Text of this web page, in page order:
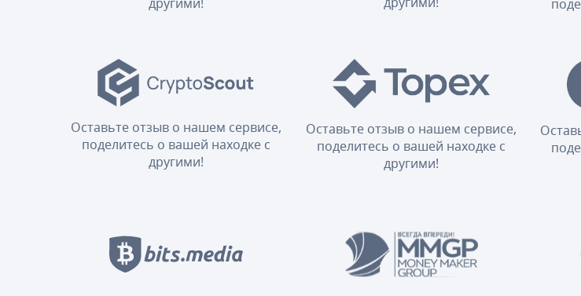
Оставьте отзыв о нашем сервисе,
поделитесь о вашей находке с
другими!
Оставьте отзыв о нашем сервисе,
поделитесь о вашей находке с
другими!